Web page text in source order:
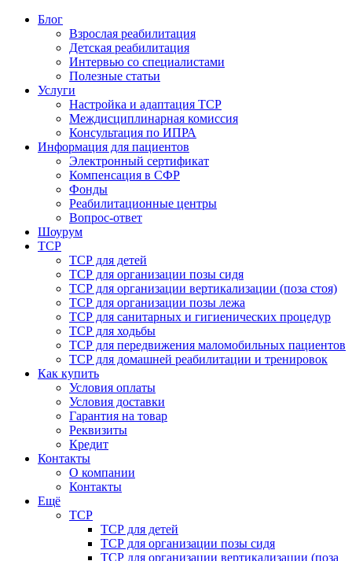
Блог
Взрослая реабилитация
Детская реабилитация
Интервью со специалистами
Полезные статьи
Услуги
Настройка и адаптация ТСР
Междисциплинарная комиссия
Консультация по ИПРА
Информация для пациентов
Электронный сертификат
Компенсация в СФР
Фонды
Реабилитационные центры
Вопрос-ответ
Шоурум
ТСР
ТСР для детей
ТСР для организации позы сидя
ТСР для организации вертикализации (поза стоя)
ТСР для организации позы лежа
ТСР для санитарных и гигиенических процедур
ТСР для ходьбы
ТСР для передвижения маломобильных пациентов
ТСР для домашней реабилитации и тренировок
Как купить
Условия оплаты
Условия доставки
Гарантия на товар
Реквизиты
Кредит
Контакты
О компании
Контакты
Ещё
ТСР
ТСР для детей
ТСР для организации позы сидя
ТСР для организации вертикализации (поза